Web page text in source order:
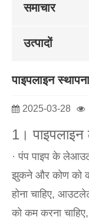
समाचार
उत्पादों
पाइपलाइन
2025-03-28
1।
· पंप पाइप के
झुकने और कोण को
होना चाहिए,
को कम करना